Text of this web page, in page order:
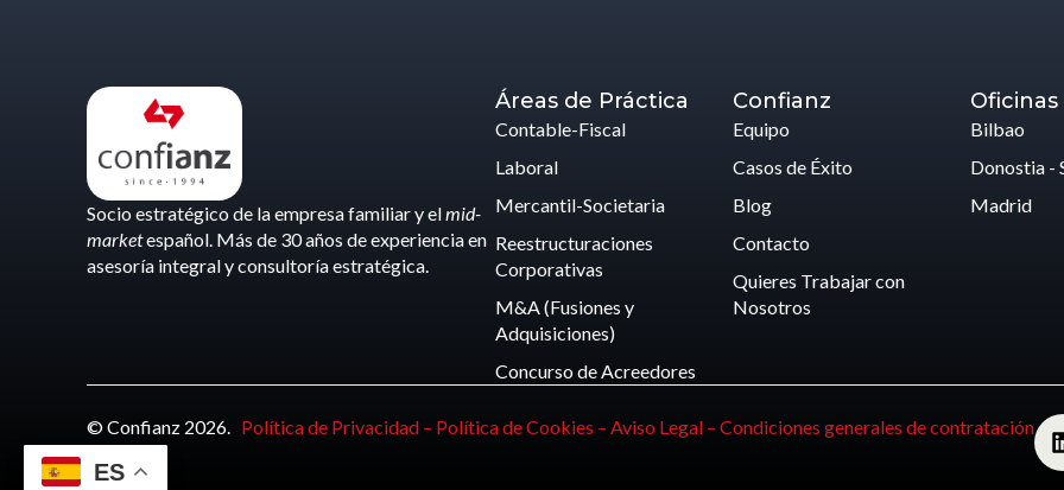
Socio estratégico de la empresa familiar y elmid-
marketespañol. Más de 30 años de experiencia en
asesoría integral y consultoría estratégica.
Áreas de Práctica
Contable-Fiscal
Laboral
Mercantil-Societaria
Reestructuraciones
Corporativas
M&A (Fusiones y
Adquisiciones)
Concurso de Acreedores
Confianz
Equipo
Casos de Éxito
Blog
Contacto
Quieres Trabajar con
Nosotros
Oficinas
Bilbao
Donostia -
Madrid
© Confianz 2026. Política de Privacidad – Política de Cookies – Aviso Legal – Condiciones generales de contratación
ES